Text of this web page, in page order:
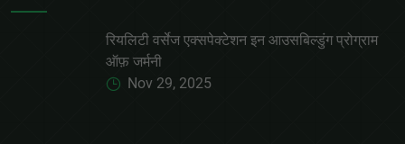
रियलिटी वर्सेज एक्सपेक्टेशन इन आउसबिल्डुंग प्रोग्राम
ऑफ़ जर्मनी
Nov 29, 2025